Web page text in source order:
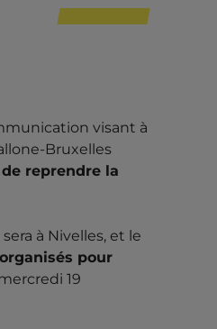
visant à
Bruxelles
reprendre la
à Nivelles, et le
pour
19